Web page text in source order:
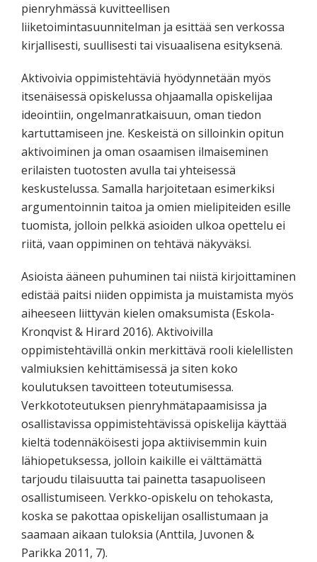
pienryhmässä kuvitteellisen
liiketoimintasuunnitelman ja esittää sen verkossa
kirjallisesti, suullisesti tai visuaalisena esityksenä.
Aktivoivia oppimistehtäviä hyödynnetään myös
itsenäisessä opiskelussa ohjaamalla opiskelijaa
ideointiin, ongelmanratkaisuun, oman tiedon
kartuttamiseen jne. Keskeistä on silloinkin opitun
aktivoiminen ja oman osaamisen ilmaiseminen
erilaisten tuotosten avulla tai yhteisessä
keskustelussa. Samalla harjoitetaan esimerkiksi
argumentoinnin taitoa ja omien mielipiteiden esille
tuomista, jolloin pelkkä asioiden ulkoa opettelu ei
riitä, vaan oppiminen on tehtävä näkyväksi.
Asioista ääneen puhuminen tai niistä kirjoittaminen
edistää paitsi niiden oppimista ja muistamista myös
aiheeseen liittyvän kielen omaksumista (Eskola-
Kronqvist & Hirard 2016). Aktivoivilla
oppimistehtävillä onkin merkittävä rooli kielellisten
valmiuksien kehittämisessä ja siten koko
koulutuksen tavoitteen toteutumisessa.
Verkkototeutuksen pienryhmätapaamisissa ja
osallistavissa oppimistehtävissä opiskelija käyttää
kieltä todennäköisesti jopa aktiivisemmin kuin
lähiopetuksessa, jolloin kaikille ei välttämättä
tarjoudu tilaisuutta tai painetta tasapuoliseen
osallistumiseen. Verkko-opiskelu on tehokasta,
koska se pakottaa opiskelijan osallistumaan ja
saamaan aikaan tuloksia (Anttila, Juvonen &
Parikka 2011, 7).